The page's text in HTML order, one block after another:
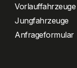
Vorlauffahrzeuge
Jungfahrzeuge
Anfrageformular